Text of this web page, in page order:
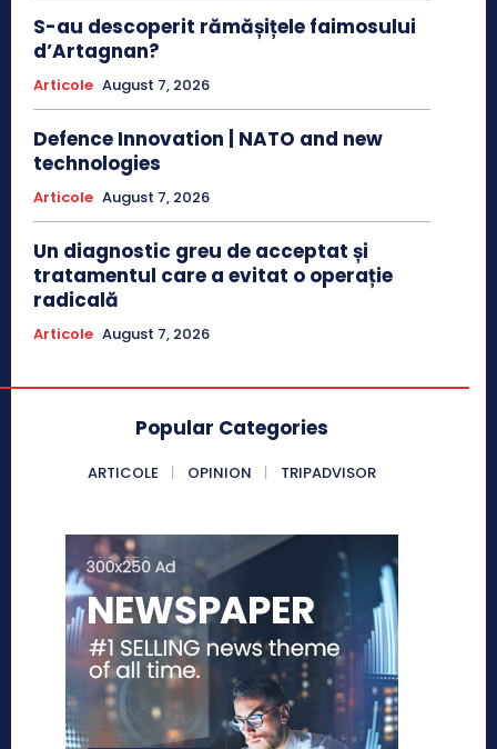
S-au descoperit rămășițele faimosului
d’Artagnan?
Articole August 7, 2026
Defence Innovation | NATO and new
technologies
Articole August 7, 2026
Un diagnostic greu de acceptat și
tratamentul care a evitat o operație
radicală
Articole August 7, 2026
Popular Categories
ARTICOLE OPINION TRIPADVISOR